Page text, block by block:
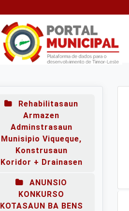
Rehabilitasaun
Armazen
Adminstrasaun
Munisipio Viqueque,
Konstrusaun
Koridor + Drainasen
ANUNSIO
KONKURSO
KOTASAUN BA BENS